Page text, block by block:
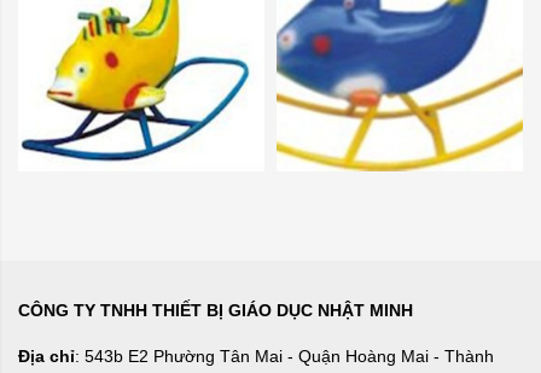
CÔNG TY TNHH THIẾT BỊ GIÁO DỤC NHẬT MINH
Địa chỉ: 543b E2 Phường Tân Mai - Quận Hoàng Mai - Thành